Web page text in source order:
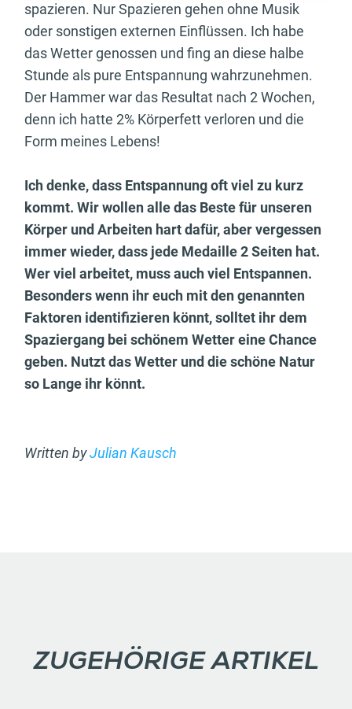
spazieren. Nur Spazieren gehen ohne Musik
oder sonstigen externen Einflüssen. Ich habe
das Wetter genossen und fing an diese halbe
Stunde als pure Entspannung wahrzunehmen.
Der Hammer war das Resultat nach 2 Wochen,
denn ich hatte 2% Körperfett verloren und die
Form meines Lebens!
Ich denke, dass Entspannung oft viel zu kurz
kommt. Wir wollen alle das Beste für unseren
Körper und Arbeiten hart dafür, aber vergessen
immer wieder, dass jede Medaille 2 Seiten hat.
Wer viel arbeitet, muss auch viel Entspannen.
Besonders wenn ihr euch mit den genannten
Faktoren identifizieren könnt, solltet ihr dem
Spaziergang bei schönem Wetter eine Chance
geben. Nutzt das Wetter und die schöne Natur
so Lange ihr könnt.
Written byJulian Kausch
ZUGEHÖRIGE ARTIKEL